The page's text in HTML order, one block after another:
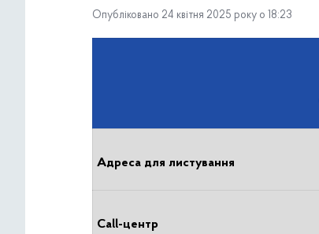
Опубліковано 24 квітня 2025 року о 18:23
Адреса для листування
Call-центр